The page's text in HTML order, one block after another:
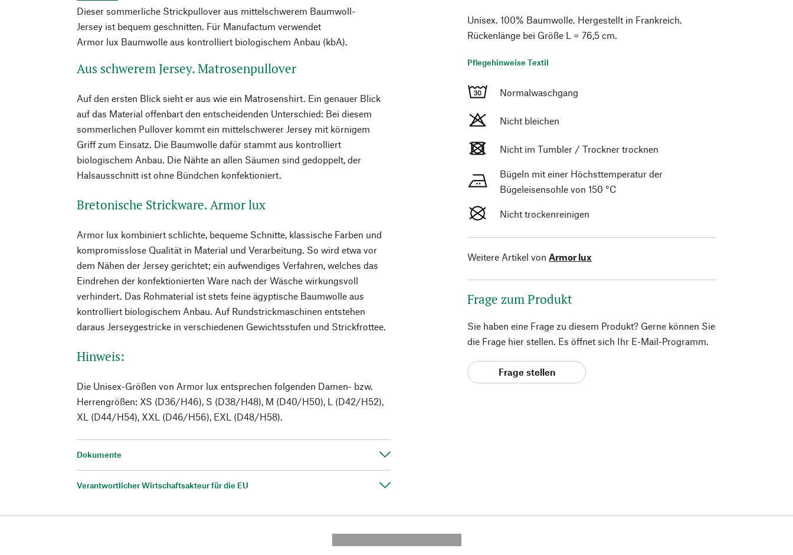
Dieser sommerliche Strickpullover aus mittelschwerem Baumwoll-
Jersey ist bequem geschnitten. Für Manufactum verwendet
Armor lux Baumwolle aus kontrolliert biologischem Anbau (kbA).
Aus schwerem Jersey. Matrosenpullover
Auf den ersten Blick sieht er aus wie ein Matrosenshirt. Ein genauer Blick
auf das Material offenbart den entscheidenden Unterschied: Bei diesem
sommerlichen Pullover kommt ein mittelschwerer Jersey mit körnigem
Griff zum Einsatz. Die Baumwolle dafür stammt aus kontrolliert
biologischem Anbau. Die Nähte an allen Säumen sind gedoppelt, der
Halsausschnitt ist ohne Bündchen konfektioniert.
Bretonische Strickware. Armor lux
Armor lux kombiniert schlichte, bequeme Schnitte, klassische Farben und
kompromisslose Qualität in Material und Verarbeitung. So wird etwa vor
dem Nähen der Jersey gerichtet; ein aufwendiges Verfahren, welches das
Eindrehen der konfektionierten Ware nach der Wäsche wirkungsvoll
verhindert. Das Rohmaterial ist stets feine ägyptische Baumwolle aus
kontrolliert biologischem Anbau. Auf Rundstrickmaschinen entstehen
daraus Jerseygestricke in verschiedenen Gewichtsstufen und Strickfrottee.
Hinweis:
Die Unisex-Größen von Armor lux entsprechen folgenden Damen- bzw.
Herrengrößen: XS (D36/H46), S (D38/H48), M (D40/H50), L (D42/H52),
XL (D44/H54), XXL (D46/H56), EXL (D48/H58).
Dokumente
Verantwortlicher Wirtschaftsakteur für die EU
Unisex. 100% Baumwolle. Hergestellt in Frankreich.
Rückenlänge bei Größe L = 76,5 cm.
Pflegehinweise Textil
Normalwaschgang
Nicht bleichen
Nicht im Tumbler / Trockner trocknen
Bügeln mit einer Höchsttemperatur der
Bügeleisensohle von 150 °C
Nicht trockenreinigen
Weitere Artikel von Armor lux
Frage zum Produkt
Sie haben eine Frage zu diesem Produkt? Gerne können Sie
die Frage hier stellen. Es öffnet sich Ihr E-Mail-Programm.
Frage stellen